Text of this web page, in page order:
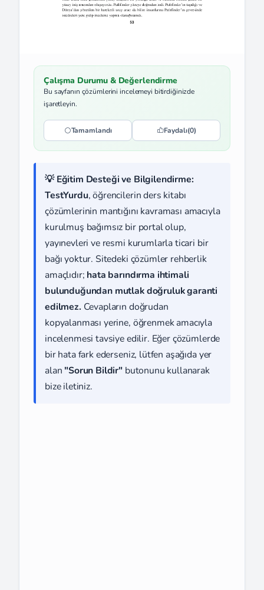
Çalışma Durumu & Değerlendirme
Bu sayfanın çözümlerini incelemeyi bitirdiğinizde
işaretleyin.
Tamamlandı Faydalı(0)
💡 Eğitim Desteği ve Bilgilendirme:
TestYurdu, öğrencilerin ders kitabı
çözümlerinin mantığını kavraması amacıyla
kurulmuş bağımsız bir portal olup,
yayınevleri ve resmi kurumlarla ticari bir
bağı yoktur. Sitedeki çözümler rehberlik
amaçlıdır; hata barındırma ihtimali
bulunduğundan mutlak doğruluk garanti
edilmez. Cevapların doğrudan
kopyalanması yerine, öğrenmek amacıyla
incelenmesi tavsiye edilir. Eğer çözümlerde
bir hata fark ederseniz, lütfen aşağıda yer
alan "Sorun Bildir" butonunu kullanarak
bize iletiniz.